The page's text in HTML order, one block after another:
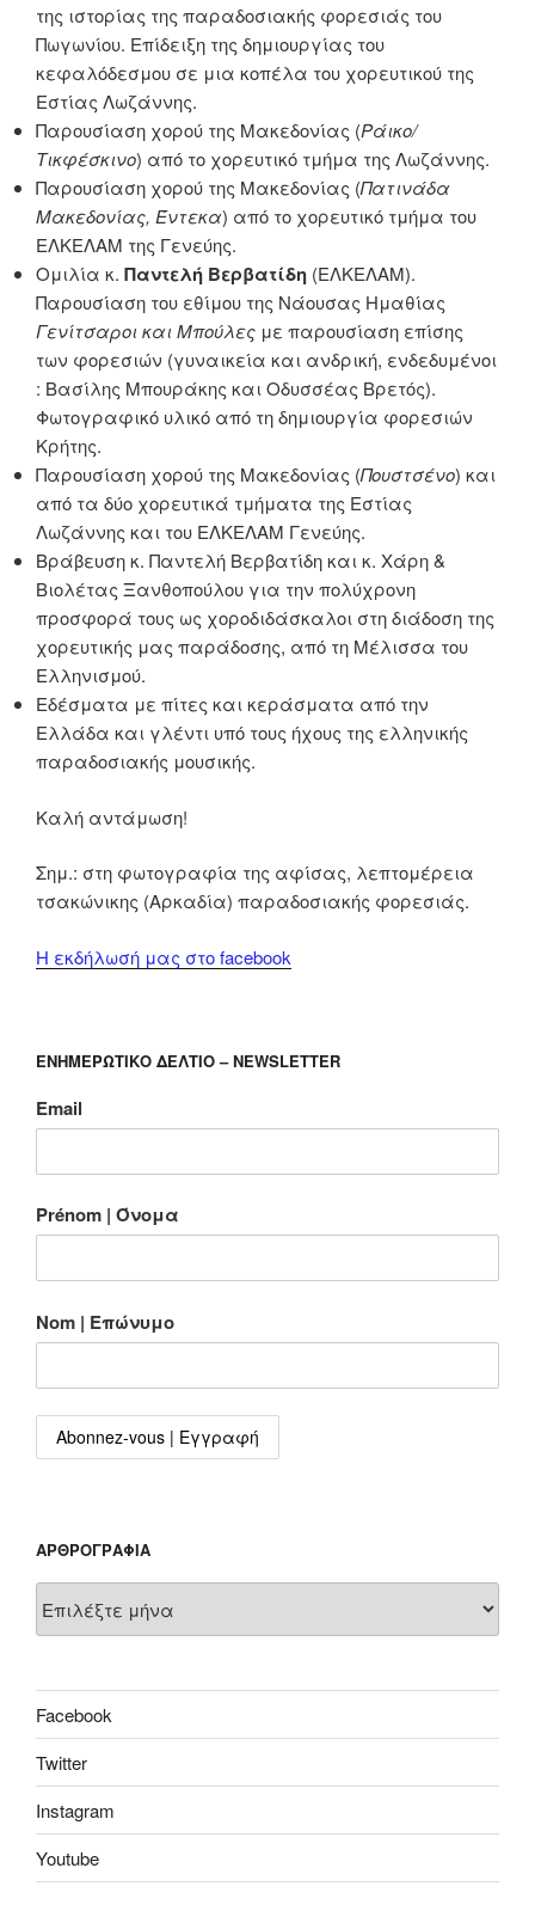
της ιστορίας της παραδοσιακής φορεσιάς του
Πωγωνίου. Επίδειξη της δημιουργίας του
κεφαλόδεσμου σε μια κοπέλα του χορευτικού της
Εστίας Λωζάννης.
Παρουσίαση χορού της Μακεδονίας (Ράικο/
Τικφέσκινο) από το χορευτικό τμήμα της Λωζάννης.
Παρουσίαση χορού της Μακεδονίας (Πατινάδα
Μακεδονίας, Έντεκα) από το χορευτικό τμήμα του
ΕΛΚΕΛΑΜ της Γενεύης.
Ομιλία κ. Παντελή Βερβατίδη (ΕΛΚΕΛΑΜ).
Παρουσίαση του εθίμου της Νάουσας Ημαθίας
Γενίτσαροι και Μπούλες με παρουσίαση επίσης
των φορεσιών (γυναικεία και ανδρική, ενδεδυμένοι
: Βασίλης Μπουράκης και Οδυσσέας Βρετός).
Φωτογραφικό υλικό από τη δημιουργία φορεσιών
Κρήτης.
Παρουσίαση χορού της Μακεδονίας (Πουστσένο) και
από τα δύο χορευτικά τμήματα της Εστίας
Λωζάννης και του ΕΛΚΕΛΑΜ Γενεύης.
Βράβευση κ. Παντελή Βερβατίδη και κ. Χάρη &
Βιολέτας Ξανθοπούλου για την πολύχρονη
προσφορά τους ως χοροδιδάσκαλοι στη διάδοση της
χορευτικής μας παράδοσης, από τη Μέλισσα του
Ελληνισμού.
Εδέσματα με πίτες και κεράσματα από την
Ελλάδα και γλέντι υπό τους ήχους της ελληνικής
παραδοσιακής μουσικής.
Καλή αντάμωση!
Σημ.: στη φωτογραφία της αφίσας, λεπτομέρεια
τσακώνικης (Αρκαδία) παραδοσιακής φορεσιάς.
Η εκδήλωσή μας στο facebook
ΕΝΗΜΕΡΩΤΙΚΟ ΔΕΛΤΙΟ – NEWSLETTER
Email
Prénom | Όνομα
Nom | Επώνυμο
ΑΡΘΡΟΓΡΑΦΊΑ
Facebook
Twitter
Instagram
Youtube